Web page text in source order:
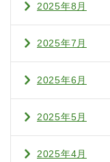
2025年8月
2025年7月
2025年6月
2025年5月
2025年4月